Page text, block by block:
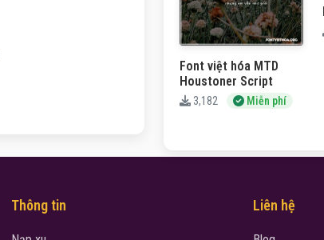
Font việt hóa MTD
Houstoner Script
3,182 Miễn phí
Thông tin Liên hệ